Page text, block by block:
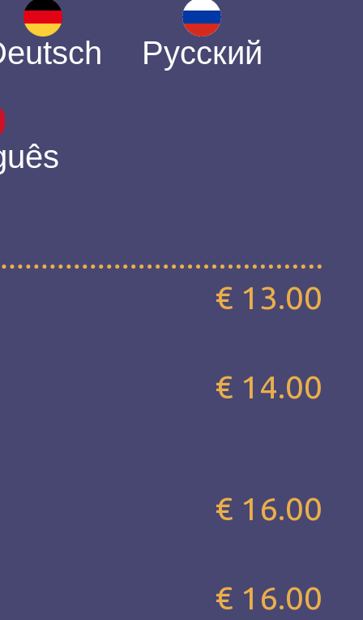
Русский
€ 13.00
€ 14.00
€ 16.00
€ 16.00